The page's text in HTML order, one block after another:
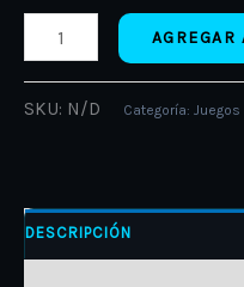
AGREGAR
SKU: N/D Categoría:
DESCRIPCIÓN